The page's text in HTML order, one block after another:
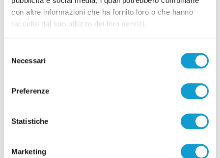
con altre informazioni che ha fornito loro o che hanno
raccolto dal suo utilizzo dei loro servizi.
delNecessari
Preferenze
Statistiche
Marketing